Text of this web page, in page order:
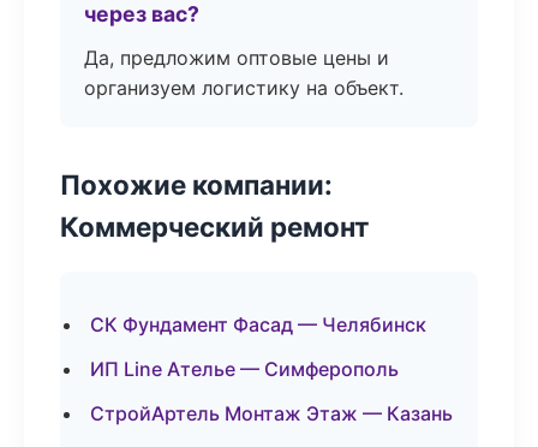
через вас?
Да, предложим оптовые цены и
организуем логистику на объект.
Похожие компании:
Коммерческий ремонт
СК Фундамент Фасад — Челябинск
ИП Line Ателье — Симферополь
СтройАртель Монтаж Этаж — Казань